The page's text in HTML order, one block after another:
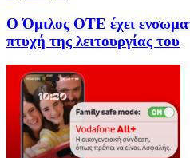
Ο Όμιλος ΟΤΕ έχει
πτυχή της λειτουργίας του